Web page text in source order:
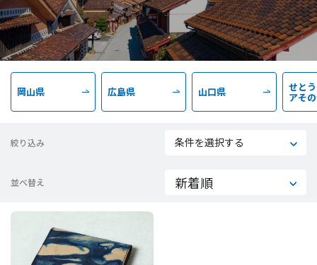
岡山県 広島県 山口県 せと
アそ
絞り込み 条件を選択する
並べ替え